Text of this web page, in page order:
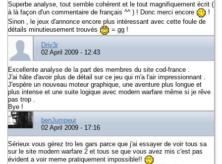
Superbe analyse, tout semble cohérent et le tout magnifiquement écrit (
à là façon d'un commentaire de français ^^ ) ! Donc merci encore
!
Sinon , le jeux d'annonce encore plus intéressant avec cette foule de
détails minutieusement trouvés
= gg !
Driv3r
02 April 2009 - 12:43
Excellente analyse de la part des membres du site cod-france .
J'ai hâte d'avoir plus de détail sur ce jeu qui m'a l'air impressionnant .
J'espère un nouveau moteur graphique, une aventure plus longue et
plus intense et une suite logique avec modern warfare même si je rêve
pas trop .
Bye !
benJumpeur
02 April 2009 - 17:16
Sérieux vous gérez tro les gars parce que j'ai essayer de voir tous sa
sur le site modern warfare 2 et tous se que vous avez mis c'est pas
évident a voir meme pratiquement impossible!!